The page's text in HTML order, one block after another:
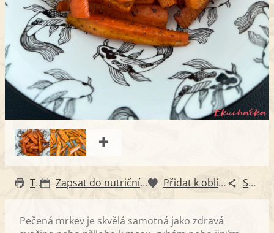
Tisk Zapsat do nutričního diáře Přidat k oblíbeným Sdílet
Pečená mrkev je skvělá samotná jako zdravá